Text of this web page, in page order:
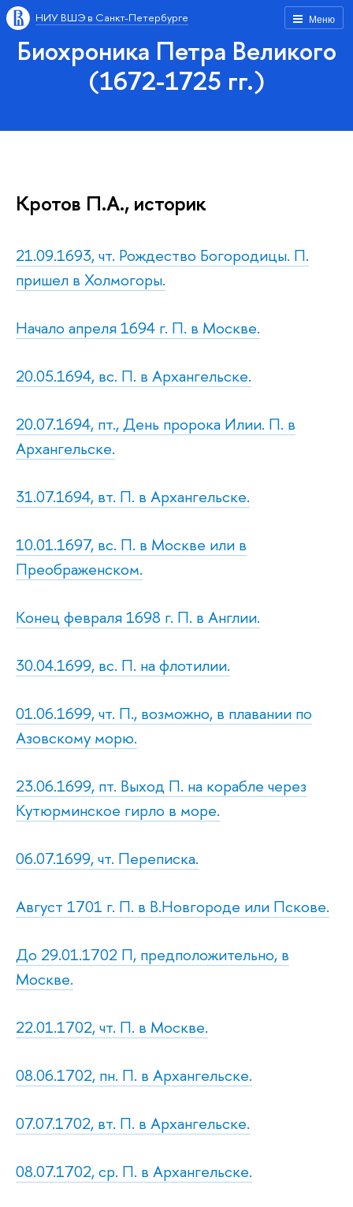
Меню
НИУ ВШЭ в Санкт-Петербурге
Биохроника Петра Великого
(1672-1725 гг.)
Кротов П.А., историк
21.09.1693, чт. Рождество Богородицы. П.
пришел в Холмогоры.
Начало апреля 1694 г. П. в Москве.
20.05.1694, вс. П. в Архангельске.
20.07.1694, пт., День пророка Илии. П. в
Архангельске.
31.07.1694, вт. П. в Архангельске.
10.01.1697, вс. П. в Москве или в
Преображенском.
Конец февраля 1698 г. П. в Англии.
30.04.1699, вс. П. на флотилии.
01.06.1699, чт. П., возможно, в плавании по
Азовскому морю.
23.06.1699, пт. Выход П. на корабле через
Кутюрминское гирло в море.
06.07.1699, чт. Переписка.
Август 1701 г. П. в В.Новгороде или Пскове.
До 29.01.1702 П, предположительно, в
Москве.
22.01.1702, чт. П. в Москве.
08.06.1702, пн. П. в Архангельске.
07.07.1702, вт. П. в Архангельске.
08.07.1702, ср. П. в Архангельске.